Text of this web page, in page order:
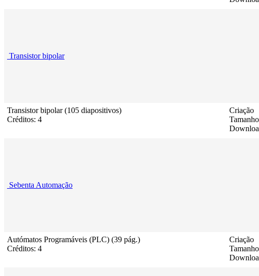
Transistor bipolar
Transistor bipolar (105 diapositivos)
Créditos: 4
Criação
Tamanho
Sebenta Automação
Autómatos Programáveis (PLC) (39 pág.)
Créditos: 4
Criação
Tamanho